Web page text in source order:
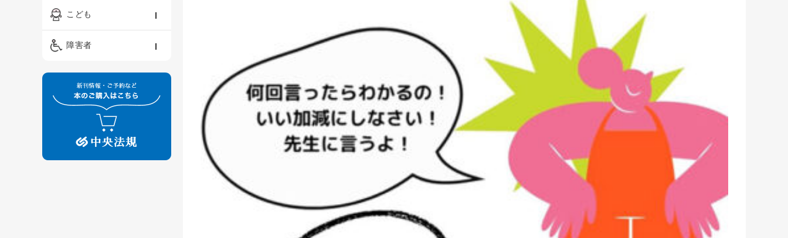
精神保健福祉士
保育士
認知症ケア・介護技術
ーシャルワーク
看護
制度
こども
保育・教育／発達障害
障害者
障害者支援・福祉